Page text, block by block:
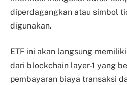
diperdagangkan atau simbol
digunakan.
ETF ini akan langsung
dari blockchain layer-1 yang
pembayaran biaya transaksi